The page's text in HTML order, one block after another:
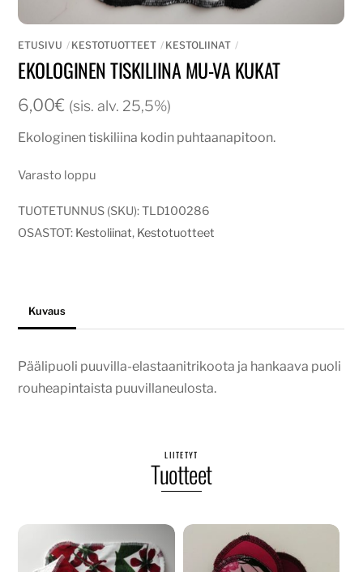
ETUSIVU KESTOTUOTTEET KESTOLIINAT
EKOLOGINEN TISKILIINA MU-VA KUKAT
6,00€ (sis. alv. 25,5%)
Ekologinen tiskiliina kodin puhtaanapitoon.
Varasto loppu
TUOTETUNNUS (SKU):TLD100286
OSASTOT: Kestoliinat, Kestotuotteet
Kuvaus
Päälipuoli puuvilla-elastaanitrikoota ja hankaava puoli
rouheapintaista puuvillaneulosta.
LIITETYT
Tuotteet